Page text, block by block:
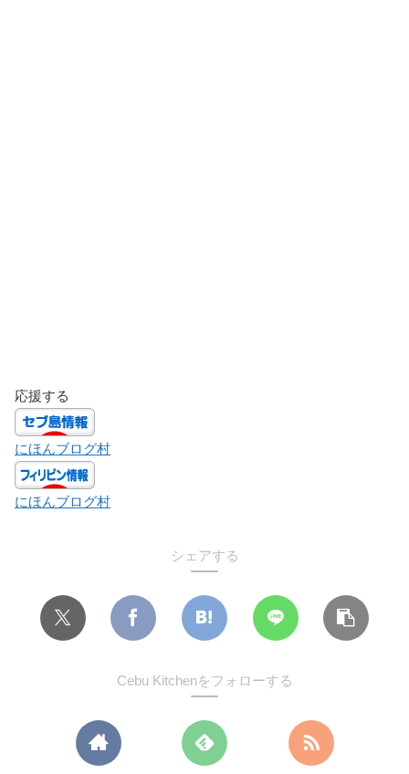
応援する
にほんブログ村
にほんブログ村
シェアする
Cebu Kitchenをフォローする